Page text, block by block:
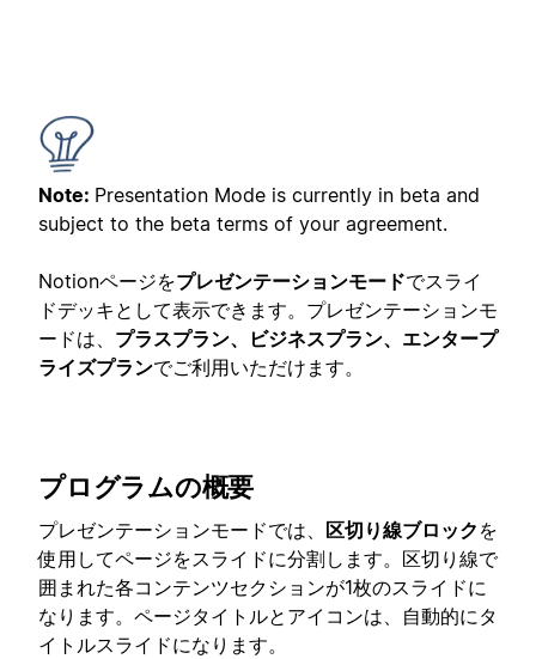
Note: Presentation Mode is currently in beta and
subject to the beta terms of your agreement.
Notionページをプレゼンテーションモードでスライ
ドデッキとして表示できます。プレゼンテーションモ
ードは、 プラスプラン、ビジネスプラン、エンタープ
ライズプランでご利用いただけます。
プログラムの概要
プレゼンテーションモードでは、 区切り線ブロック を
使用してページをスライドに分割します。区切り線で
囲まれた各コンテンツセクションが1枚のスライドに
なります。ページタイトルとアイコンは、自動的にタ
イトルスライドになります。